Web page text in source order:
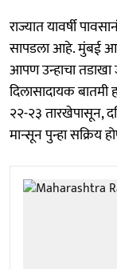
राज्यात यावर्षी
सापडला आहे. मुंबई
आपण उन्हाचा
दिलासादायक
२२-२३ तारखेपासून,
मान्सून पुन्हा सक्रिय